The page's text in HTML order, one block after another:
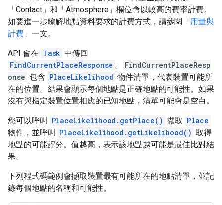
「Contact」和「Atmosphere」欄位會以較高的費率計費。
如要進一步瞭解地點資料要求的計費方式，請參閱「用量與
計費 」一文。
API 會在 Task 中傳回
FindCurrentPlaceResponse 。
FindCurrentPlaceResp
onse 包含 PlaceLikelihood 物件清單，代表裝置可能所
在的位置。結果會顯示每個地點是正確地點的可能性。如果
沒有與指定裝置位置相應的已知地點，清單可能會是空白。
您可以呼叫 PlaceLikelihood.getPlace() 擷取 Place
物件，並呼叫
PlaceLikelihood.getLikelihood() 取得
地點的可能評分。值越高，表示該地點越可能是最佳比對結
果。
下列程式碼範例會擷取裝置最有可能所在的地點清單，並記
錄每個地點的名稱和可能性。